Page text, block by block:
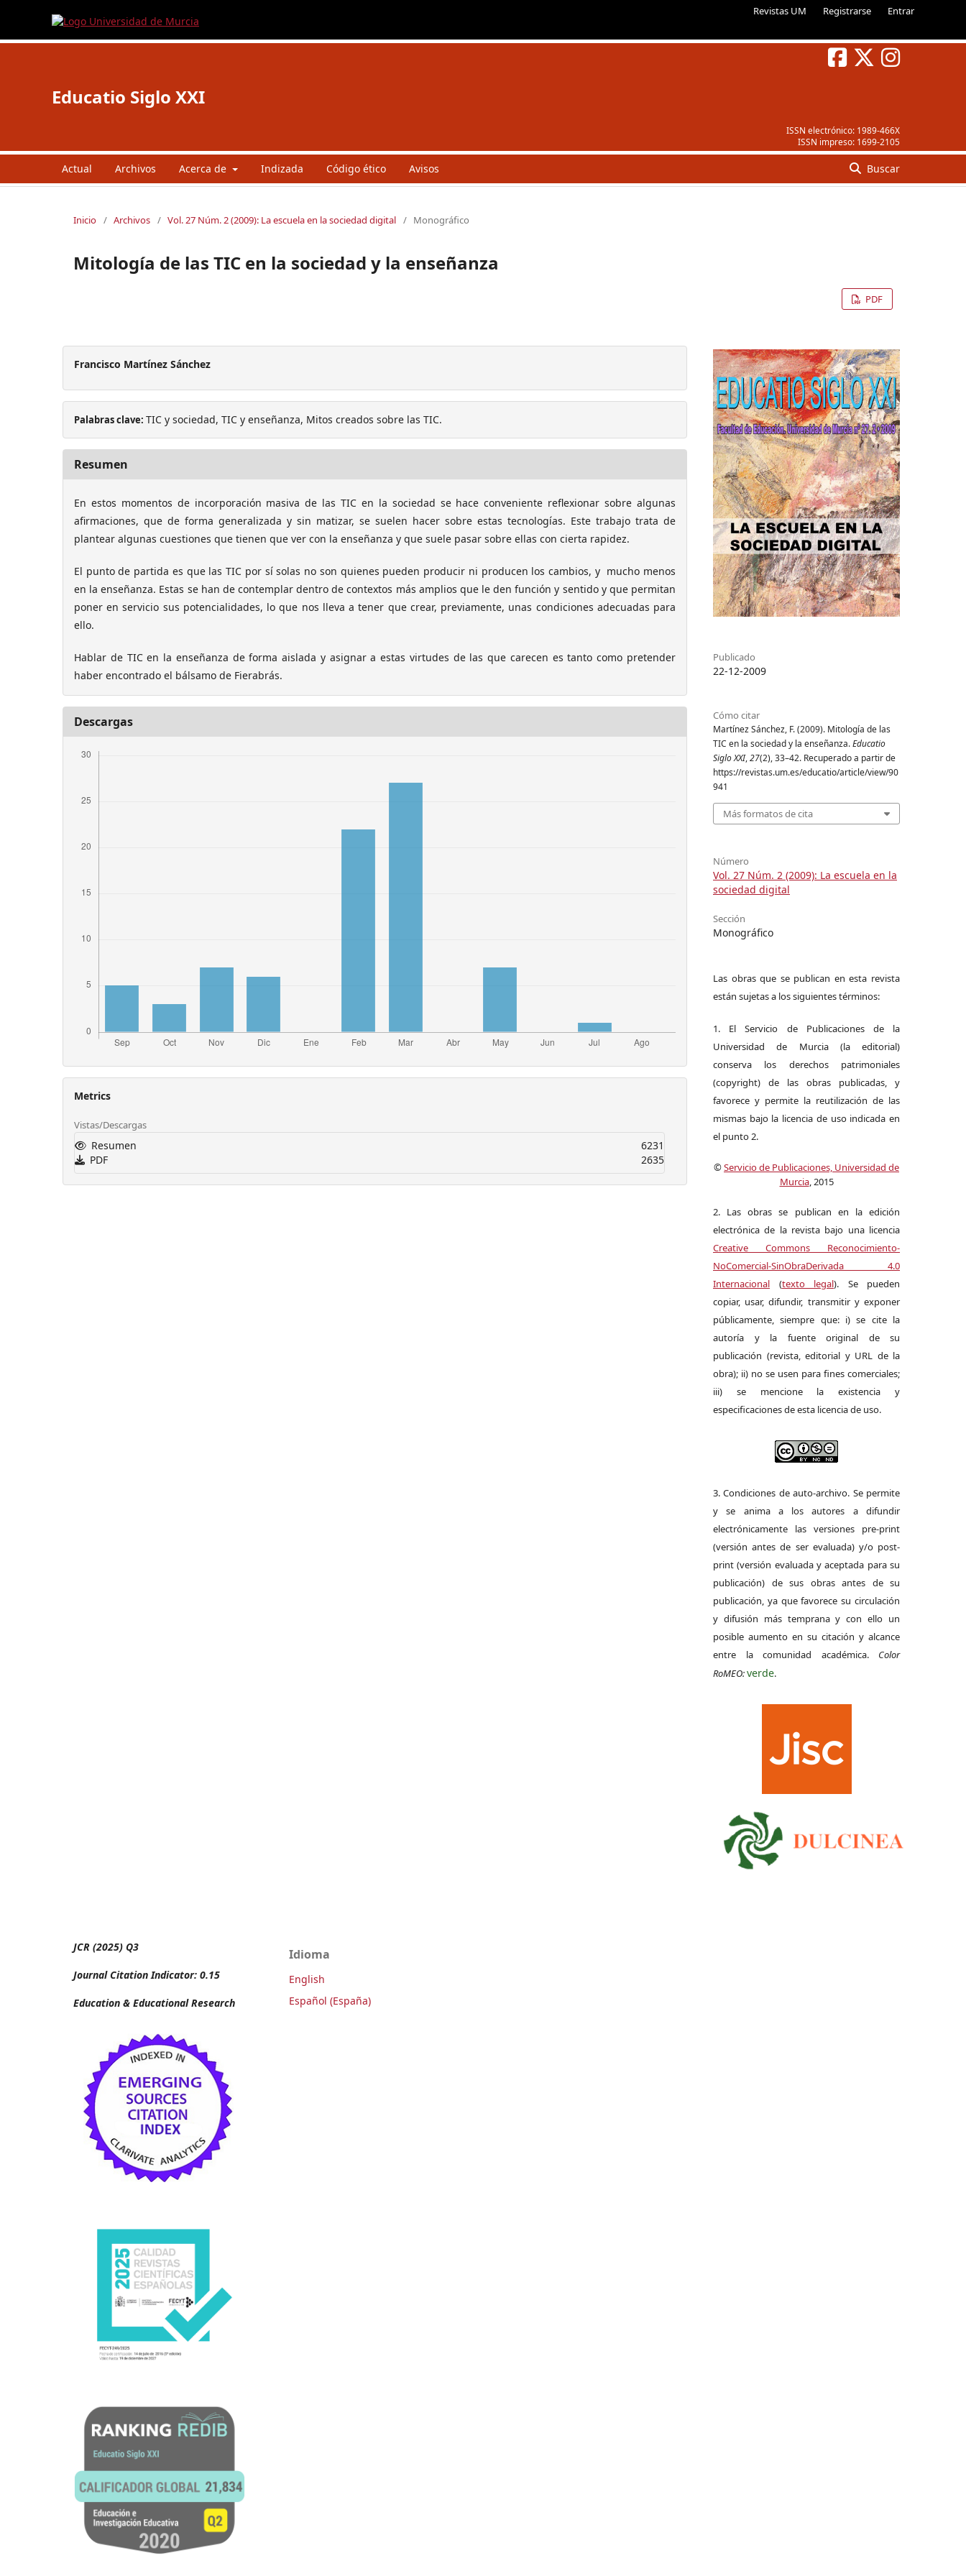
Revistas UM Registrarse Entrar
ISSN electrónico: 1989-466X
ISSN impreso: 1699-2105
Educatio Siglo XXI
Actual Archivos Acerca de Indizada Código ético Avisos Buscar
Inicio / Archivos / Vol. 27 Núm. 2 (2009): La escuela en la sociedad digital / Monográfico
Mitología de las TIC en la sociedad y la enseñanza
PDF
Francisco Martínez Sánchez
Palabras clave: TIC y sociedad, TIC y enseñanza, Mitos creados sobre las TIC.
Resumen
En estos momentos de incorporación masiva de las TIC en la sociedad se hace conveniente reflexionar sobre algunas
afirmaciones, que de forma generalizada y sin matizar, se suelen hacer sobre estas tecnologías. Este trabajo trata de
plantear algunas cuestiones que tienen que ver con la enseñanza y que suele pasar sobre ellas con cierta rapidez.
El punto de partida es que las TIC por sí solas no son quienes pueden producir ni producen los cambios, y mucho menos
en la enseñanza. Estas se han de contemplar dentro de contextos más amplios que le den función y sentido y que permitan
poner en servicio sus potencialidades, lo que nos lleva a tener que crear, previamente, unas condiciones adecuadas para
ello.
Hablar de TIC en la enseñanza de forma aislada y asignar a estas virtudes de las que carecen es tanto como pretender
haber encontrado el bálsamo de Fierabrás.
Descargas
Metrics
Vistas/Descargas
Resumen
6231
PDF
2635
Publicado
22-12-2009
Cómo citar
Martínez Sánchez, F. (2009). Mitología de las
TIC en la sociedad y la enseñanza.Educatio
Siglo XXI,27(2), 33–42. Recuperado a partir de
https://revistas.um.es/educatio/article/view/90
941
Más formatos de cita
Número
Vol. 27 Núm. 2 (2009): La escuela en la
sociedad digital
Sección
Monográfico
Las obras que se publican en esta revista
están sujetas a los siguientes términos:
1. El Servicio de Publicaciones de la
Universidad de Murcia (la editorial)
conserva los derechos patrimoniales
(copyright) de las obras publicadas, y
favorece y permite la reutilización de las
mismas bajo la licencia de uso indicada en
el punto 2.
©Servicio de Publicaciones, Universidad de
Murcia, 2015
2. Las obras se publican en la edición
electrónica de la revista bajo una licencia
Creative Commons Reconocimiento-
NoComercial-SinObraDerivada 4.0
Internacional (texto legal). Se pueden
copiar, usar, difundir, transmitir y exponer
públicamente, siempre que: i) se cite la
autoría y la fuente original de su
publicación (revista, editorial y URL de la
obra); ii) no se usen para fines comerciales;
iii) se mencione la existencia y
especificaciones de esta licencia de uso.
3. Condiciones de auto-archivo. Se permite
y se anima a los autores a difundir
electrónicamente las versiones pre-print
(versión antes de ser evaluada) y/o post-
print (versión evaluada y aceptada para su
publicación) de sus obras antes de su
publicación, ya que favorece su circulación
y difusión más temprana y con ello un
posible aumento en su citación y alcance
entre la comunidad académica. Color
RoMEO:verde.
JCR (2025) Q3
Journal Citation Indicator: 0.15
Education & Educational Research
Idioma
English
Español (España)